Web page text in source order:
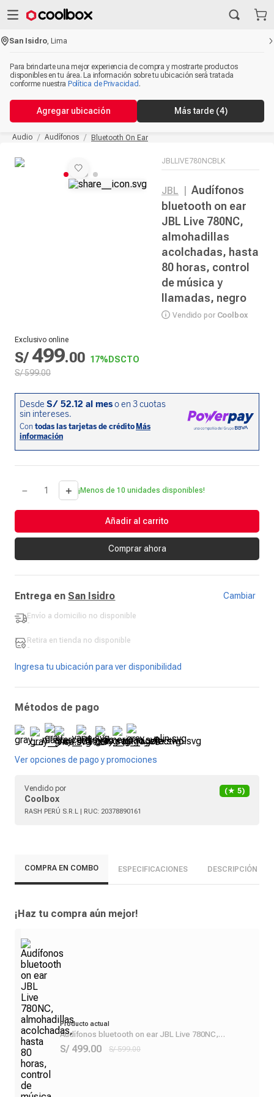
San Isidro ,Lima
Para brindarte una mejor experiencia de compra y mostrarte productos
disponibles en tu área. La información sobre tu ubicación será tratada
conforme nuestra Política de Privacidad .
Agregar ubicación Más tarde (4)
Audio Audífonos Bluetooth On Ear
JBLLIVE780NCBLK
JBL
Audífonos
bluetooth on ear
JBL Live 780NC,
almohadillas
acolchadas, hasta
80 horas, control
de música y
llamadas, negro
Vendido por Coolbox
Exclusivo online
S/ 499.00 17% DSCTO
S/599.00
＋
－ ¡Menos de 10 unidades disponibles!
Añadir al carrito
Comprar ahora
Entrega en San Isidro Cambiar
Envío a domicilio no disponible
-
Retira en tienda no disponible
-
Ingresa tu ubicación para ver disponibilidad
Métodos de pago
Ver opciones de pago y promociones
Vendido por
Coolbox
(★ 5)
RASH PERÚ S.R.L | RUC: 20378890161
COMPRA EN COMBO ESPECIFICACIONES DESCRIPCIÓN
¡Haz tu compra aún mejor!
Producto actual
Audífonos bluetooth on ear JBL Live 780NC,
almohadillas acolchadas, hasta 80 horas, control de
música y llamadas, negro
S/ 499.00 S/ 599.00